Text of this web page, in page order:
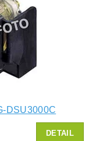
DSU3000C
DETAIL